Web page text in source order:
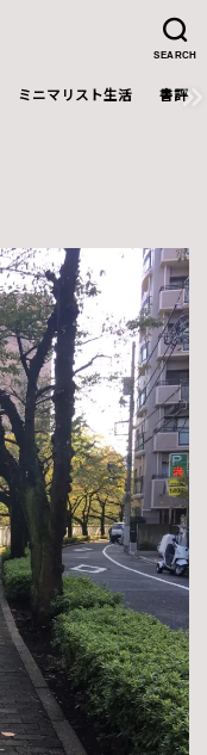
SEARCH
ミニマリスト生活 書評